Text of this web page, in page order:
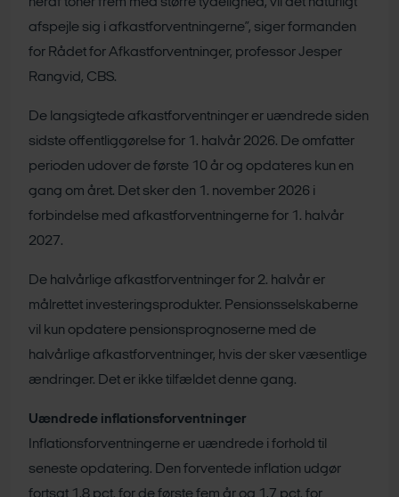
afspejle sig i afkastforventningerne”, siger formanden
for Rådet for Afkastforventninger, professor Jesper
Rangvid, CBS.
De langsigtede afkastforventninger er uændrede siden
sidste offentliggørelse for 1. halvår 2026. De omfatter
perioden udover de første 10 år og opdateres kun en
gang om året. Det sker den 1. november 2026 i
forbindelse med afkastforventningerne for 1. halvår
2027.
De halvårlige afkastforventninger for 2. halvår er
målrettet investeringsprodukter. Pensionsselskaberne
vil kun opdatere pensionsprognoserne med de
halvårlige afkastforventninger, hvis der sker væsentlige
ændringer. Det er ikke tilfældet denne gang.
Uændrede inflationsforventninger
Inflationsforventningerne er uændrede i forhold til
seneste opdatering. Den forventede inflation udgør